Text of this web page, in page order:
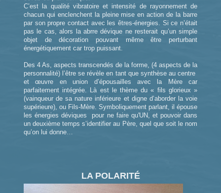
C’est la qualité vibratoire et intensité de rayonnement de
chacun qui enclenchent la pleine mise en action de la barre
par son propre contact avec les êtres-énergies. Si ce n’était
pas le cas, alors la abrre dévique ne resterait qu’un simple
objet de décoration pouvant même être perturbant
énergétiquement car trop puissant.
Des 4 As, aspects transcendés de la forme, (4 aspects de la
personnalité) l’être se révèle en tant que synthèse au centre
et œuvre en union d’épousailles avec la Mère car
parfaitement intégrée. Là est le thème du « fils glorieux »
(vainqueur de sa nature inférieure et digne d’aborder la voie
supérieure), ou Fils-Mère. Symboliquement parlant, il épouse
les énergies déviques pour ne faire qu'UN, et pouvoir dans
un deuxième temps s’identifier au Père, quel que soit le nom
qu’on lui donne…
LA POLARITÉ